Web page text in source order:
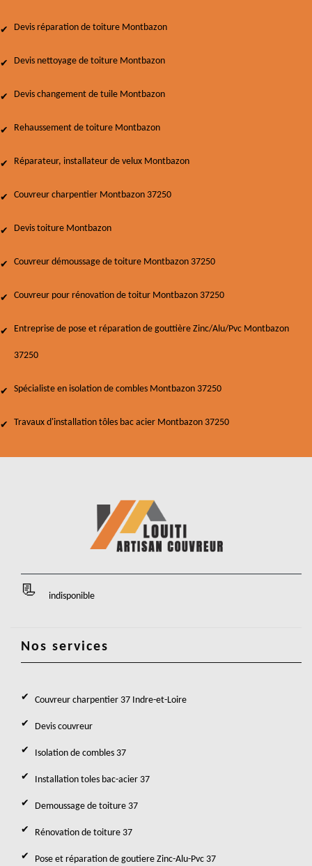
Devis réparation de toiture Montbazon
Devis nettoyage de toiture Montbazon
Devis changement de tuile Montbazon
Rehaussement de toiture Montbazon
Réparateur, installateur de velux Montbazon
Couvreur charpentier Montbazon 37250
Devis toiture Montbazon
Couvreur démoussage de toiture Montbazon 37250
Couvreur pour rénovation de toitur Montbazon 37250
Entreprise de pose et réparation de gouttière Zinc/Alu/Pvc Montbazon
37250
Spécialiste en isolation de combles Montbazon 37250
Travaux d'installation tôles bac acier Montbazon 37250
indisponible
Nos services
Couvreur charpentier 37 Indre-et-Loire
Devis couvreur
Isolation de combles 37
Installation toles bac-acier 37
Demoussage de toiture 37
Rénovation de toiture 37
Pose et réparation de goutiere Zinc-Alu-Pvc 37